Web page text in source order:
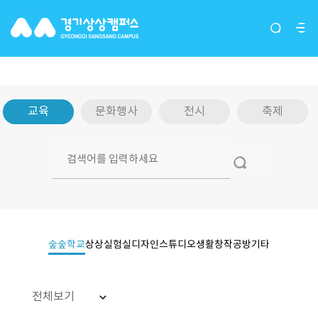
교육
교육 문화행사 전시 축제
숲숲학교상상실험실디자인스튜디오생활창작공방기타
전체보기